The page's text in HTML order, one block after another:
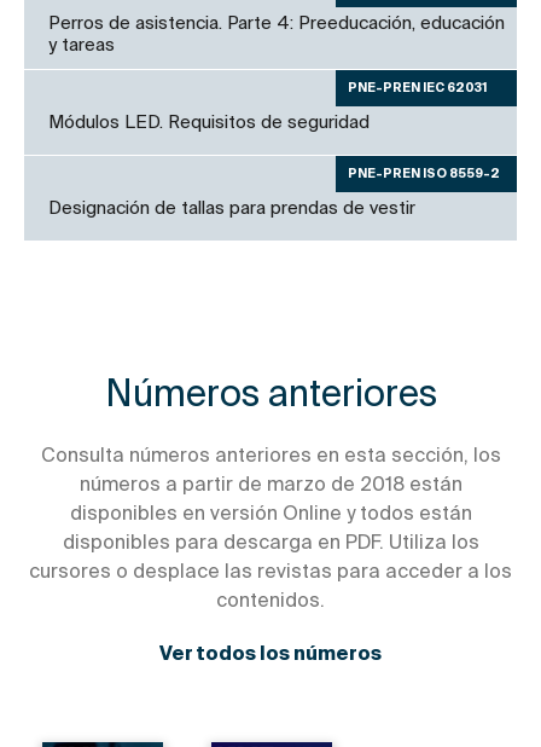
Perros de asistencia. Parte 4: Preeducación, educación
y tareas
PNE-PREN IEC 62031
Módulos LED. Requisitos de seguridad
PNE-PREN ISO 8559-2
Designación de tallas para prendas de vestir
Números anteriores
Consulta números anteriores en esta sección, los
números a partir de marzo de 2018 están
disponibles en versión Online y todos están
disponibles para descarga en PDF. Utiliza los
cursores o desplace las revistas para acceder a los
contenidos.
Ver todos los números